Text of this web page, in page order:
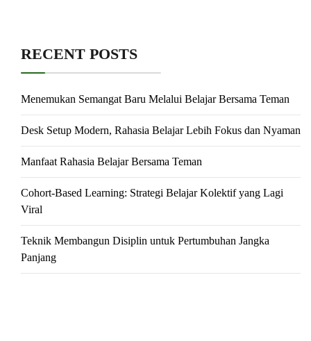
RECENT POSTS
Menemukan Semangat Baru Melalui Belajar Bersama Teman
Desk Setup Modern, Rahasia Belajar Lebih Fokus dan Nyaman
Manfaat Rahasia Belajar Bersama Teman
Cohort-Based Learning: Strategi Belajar Kolektif yang Lagi
Viral
Teknik Membangun Disiplin untuk Pertumbuhan Jangka
Panjang